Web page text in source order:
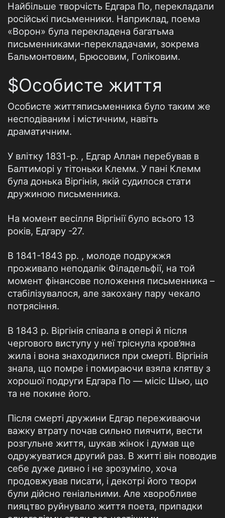
Найбільше творчість Едгара По, перекладали
російські письменники. Наприклад, поема
«Ворон» була перекладена багатьма
письменниками-перекладачами, зокрема
Бальмонтовим, Брюсовим, Голіковим.
$Особисте життя
Особисте життяписьменника було таким же
несподіваним і містичним, навіть
драматичним.
У влітку 1831-р. , Едгар Аллан перебував в
Балтиморі у тітоньки Клемм. У пані Клемм
була донька Віргінія, якій судилося стати
дружиною письменника.
На момент весілля Віргінії було всього 13
років, Едгару -27.
В 1841-1843 рр. , молоде подружжя
проживало неподалік Філадельфії, на той
момент фінансове положення письменника –
стабілізувалося, але закохану пару чекало
потрясіння.
В 1843 р. Віргінія співала в опері й після
чергового виступу у неї тріснула кров’яна
жила і вона знаходилися при смерті. Віргінія
знала, що помре і помираючи взяла клятву з
хорошої подруги Едгара По — місіс Шью, що
та не покине його.
Після смерті дружини Едгар переживаючи
важку втрату почав сильно пиячити, вести
розгульне життя, шукав жінок і думав ще
одружуватися другий раз. В житті він поводив
себе дуже дивно і не зрозуміло, хоча
продовжував писати, і декотрі його твори
були дійсно геніальними. Але хворобливе
пияцтво руйнувало життя поета, припадки